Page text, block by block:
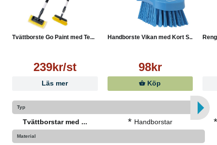
Tvättborste Go Paint med Te...
239kr/st
Läs mer
Handborste Vikan med Kort S...
98kr
Köp
Typ
Tvättborstar med ... * Handborstar *
Material